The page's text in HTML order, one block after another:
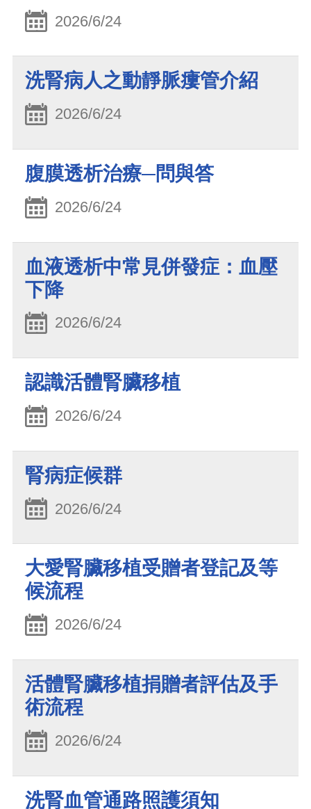
2026/6/24
洗腎病人之動靜脈瘻管介紹
2026/6/24
腹膜透析治療─問與答
2026/6/24
血液透析中常見併發症：血壓
下降
2026/6/24
認識活體腎臟移植
2026/6/24
腎病症候群
2026/6/24
大愛腎臟移植受贈者登記及等
候流程
2026/6/24
活體腎臟移植捐贈者評估及手
術流程
2026/6/24
洗腎血管通路照護須知